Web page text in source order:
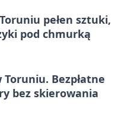
pełen sztuki,
pod chmurką
Bezpłatne
bez skierowania